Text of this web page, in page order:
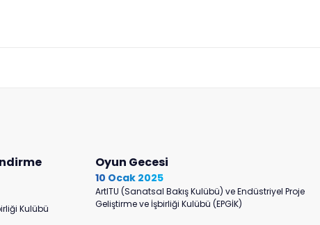
Kulübü
Oyun Gecesi
10 Ocak 2025
ArtITU (Sanatsal Bakış Kulübü) ve Endüstriyel Proje
Geliştirme ve İşbirliği Kulübü (EPGİK)